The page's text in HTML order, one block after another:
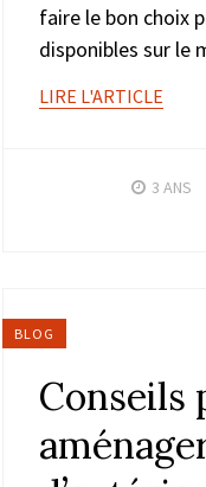
faire le bon choix
disponibles sur le
LIRE L'ARTICLE
3 ANS
BLOG
Conseils